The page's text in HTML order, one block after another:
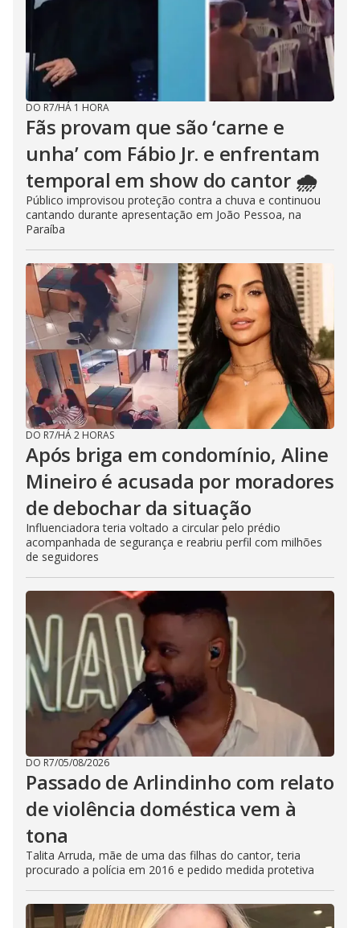
DO R7/HÁ 1 HORA
Fãs provam que são ‘carne e
unha’ com Fábio Jr. e enfrentam
temporal em show do cantor 🌧️
Público improvisou proteção contra a chuva e continuou
cantando durante apresentação em João Pessoa, na
Paraíba
DO R7/HÁ 2 HORAS
Após briga em condomínio, Aline
Mineiro é acusada por moradores
de debochar da situação
Influenciadora teria voltado a circular pelo prédio
acompanhada de segurança e reabriu perfil com milhões
de seguidores
DO R7/05/08/2026
Passado de Arlindinho com relato
de violência doméstica vem à
tona
Talita Arruda, mãe de uma das filhas do cantor, teria
procurado a polícia em 2016 e pedido medida protetiva